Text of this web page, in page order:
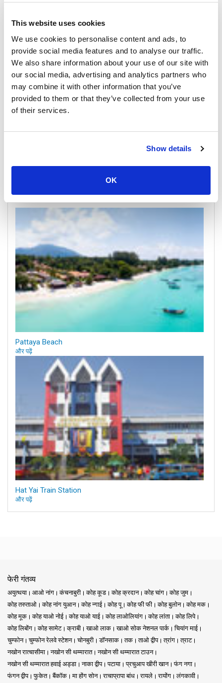
This website uses cookies
We use cookies to personalise content and ads, to
provide social media features and to analyse our traffic.
We also share information about your use of our site with
our social media, advertising and analytics partners who
may combine it with other information that you’ve
provided to them or that they’ve collected from your use
of their services.
Show details
OK
All Prices & Schedules
All Prices & Schedules
Pattaya Beach
और पढ़ें
Hat Yai Train Station
और पढ़ें
फेरी गंतव्य
अयुत्थया आओ नांग कंचनाबुरी कोह कूड कोह क्रदान कोह चांग
कोह जुम
कोह तरुताओ
कोह नांग युआन कोह न्गाई कोह पू कोह फी फी कोह बुलोन
कोह मक
कोह मूक
कोह याओ नोई कोह याओ याई कोह लाओलियांग कोह लांता
कोह लिपे
कोह लिबोंग
कोह सामेट क्राबी खाओ लाक खाओ सोक नेशनल पार्क
चियांग माई
चुम्फोन
चुम्फोन रेलवे स्टेशन चोनबुरी डॉनसाक तक ताओ द्वीप त्रांग
त्राट
नखोन रात्चासीमा
नखोन सी थम्मारात
नखोन सी थम्मारात टाउन
नखोन सी थम्मारात हवाई अड्डा
नाका द्वीप पटाया प्रचुआप खीरी खान
फंग नगा
फंगन द्वीप
फुकेत बैंकॉक मा होंग सोन राचाप्रापा बांध रायले रायोंग
लंगकावी